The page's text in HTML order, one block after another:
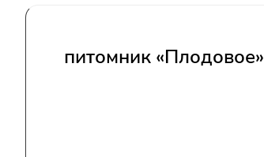
питомник «Плодовое»